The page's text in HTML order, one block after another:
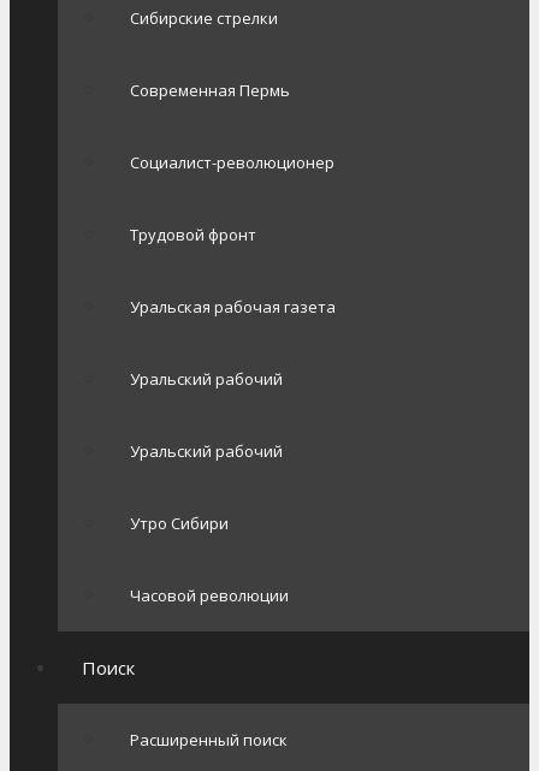
Сибирские стрелки
Современная Пермь
Социалист-революционер
Трудовой фронт
Уральская рабочая газета
Уральский рабочий
Уральский рабочий
Утро Сибири
Часовой революции
Поиск
Расширенный поиск